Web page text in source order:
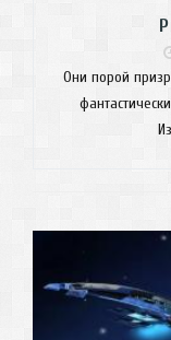
Они порой